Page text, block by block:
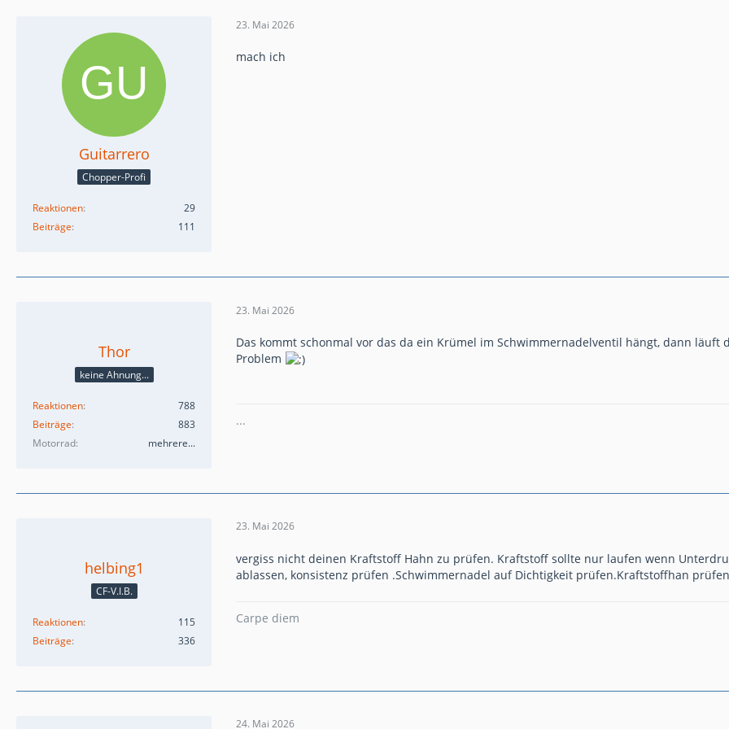
Guitarrero
Chopper-Profi
Reaktionen
29
Beiträge
111
23. Mai 2026
mach ich
Thor
keine Ahnung...
Reaktionen
788
Beiträge
883
Motorrad
mehrere...
23. Mai 2026
Das kommt schonmal vor das da ein Krümel im Schwimmernadelventil hängt, dann
Problem
...
helbing1
CF-V.I.B.
Reaktionen
115
Beiträge
336
23. Mai 2026
vergiss nicht deinen Kraftstoff Hahn zu prüfen. Kraftstoff sollte nur laufen wenn
ablassen, konsistenz prüfen .Schwimmernadel auf Dichtigkeit prüfen.Kraftstoffhan
Carpe diem
24. Mai 2026